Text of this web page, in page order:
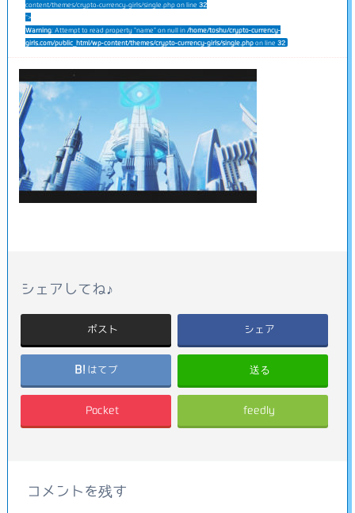
content/themes/crypto-currency-girls/single.php on line32
">
Warning: Attempt to read property "name" on null in /home/toshu/crypto-currency-
girls.com/public_html/wp-content/themes/crypto-currency-girls/single.php on line32
シェアしてね♪
ポスト シェア
はてブ 送る
Pocket feedly
コメントを残す